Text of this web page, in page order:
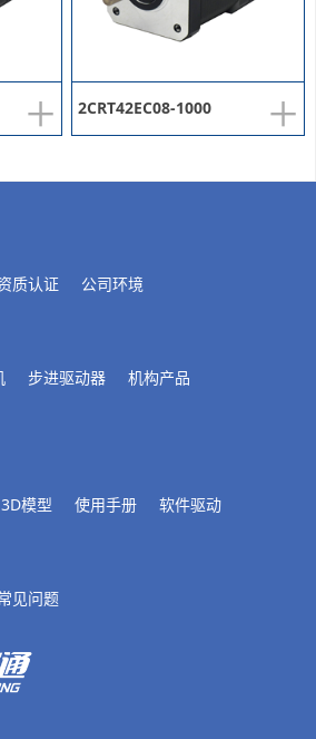
+ +
2CRT42EC08-1000
质认证 公司环境
步进驱动器
机构产品
3D模型 使用手册 软件驱动
见问题